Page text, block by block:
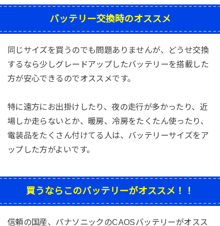
バッテリー交換時のオススメ
同じサイズを買うのでも問題ありませんが、どうせ交換
するなら少しグレードアップしたバッテリーを搭載した
方が安心できるのでオススメです。
特に遠方にお出掛けしたり、夜の走行が多かったり、近
場しか走らないとか、暖房、冷房をたくたん使ったり、
電装品をたくさん付けてる人は、バッテリーサイズをア
ップした方がよいです。
買うならこのバッテリーがオススメ！！
信頼の国産、パナソニックのCAOSバッテリーがオスス